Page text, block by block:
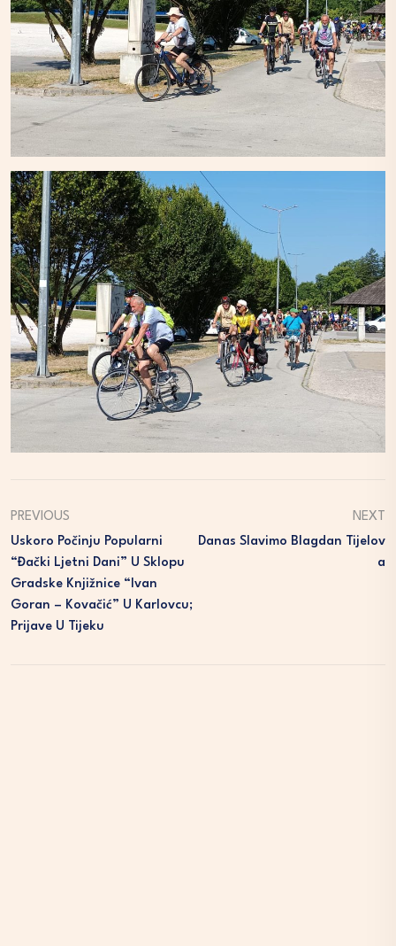
PREVIOUS
Uskoro Počinju Popularni
“Đački Ljetni Dani” U Sklopu
Gradske Knjižnice “Ivan
Goran – Kovačić” U Karlovcu;
Prijave U Tijeku
NEXT
Danas Slavimo Blagdan Tijelov
A